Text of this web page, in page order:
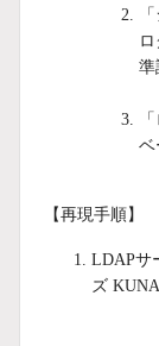
準
ベ
【再現手順】
LDAPサ
ズ